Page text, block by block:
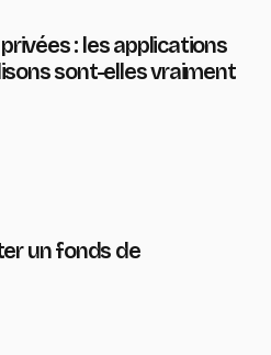
: les applications
sont-elles vraiment
un fonds de